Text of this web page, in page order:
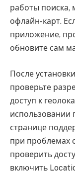
работы поиска,
офлайн-карт.
приложение,
обновите сам
После
проверьте
доступ к
использовании
странице
при проблемах
проверить
включить